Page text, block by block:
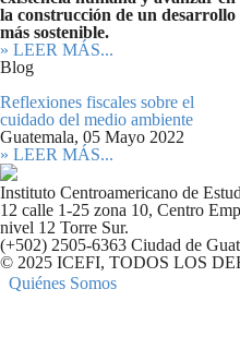
la construcción de un desarrollo
más sostenible.
» LEER MÁS...
Blog
Reflexiones fiscales sobre el
cuidado del medio ambiente
Guatemala, 05 Mayo 2022
» LEER MÁS...
Instituto Centroamericano de
12 calle 1-25 zona 10, Centro
nivel 12 Torre Sur.
(+502) 2505-6363 Ciudad de
© 2025 ICEFI, TODOS LOS
Quiénes Somos